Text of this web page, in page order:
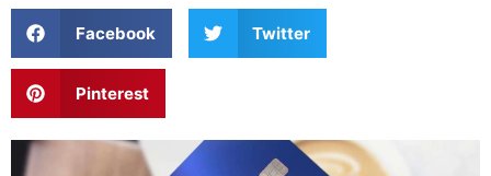
Facebook Twitter
Pinterest